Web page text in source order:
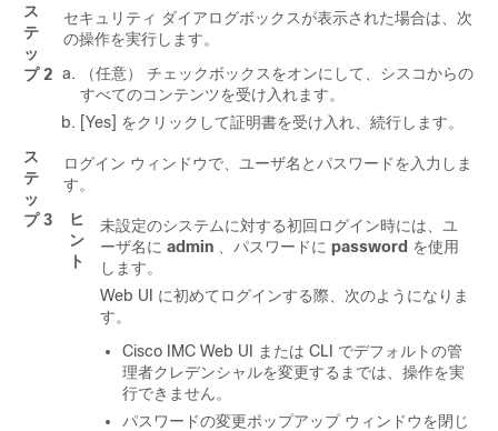
ス
テ
ッ
プ 2
セキュリティ ダイアログボックスが表示された場合は、次
の操作を実行します。
（任意） チェックボックスをオンにして、シスコからの
すべてのコンテンツを受け入れます。
[Yes] をクリックして証明書を受け入れ、続行します。
ス
テ
ッ
プ 3
ログイン ウィンドウで、ユーザ名とパスワードを入力しま
す。
ヒ
ン
ト
未設定のシステムに対する初回ログイン時には、ユ
ーザ名に admin 、パスワードに password を使用
します。
Web UI に初めてログインする際、次のようになりま
す。
Cisco IMC Web UI または CLI でデフォルトの管
理者クレデンシャルを変更するまでは、操作を実
行できません。
パスワードの変更ポップアップ ウィンドウを閉じ